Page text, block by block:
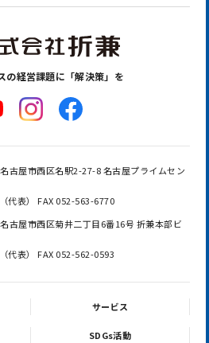
の経営課題に「解決策」を
古屋市西区名駅2-27-8 名古屋プライムセン
代表） FAX 052-563-6770
古屋市西区菊井二丁目6番16号 折兼本部ビ
代表） FAX 052-562-0593
サービス
SDGs活動